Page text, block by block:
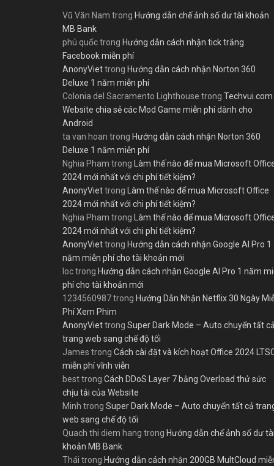
Vũ Văn Nam trong Hướng dẫn chế ảnh số dư tài khoản
MB Bank
phú quốctrong Hướng dẫn cách nhận tick trắng
Facebook miễn phí
AnonyViettrong Hướng dẫn cách nhận Norton 360
Deluxe 1 năm miễn phí
Colonia del Sacramento Lighthouse trong Techvui.com
Website chia sẻ các Mod Game miễn phí dành cho
Android
ta van hoan trong Hướng dẫn cách nhận Norton 360
Deluxe 1 năm miễn phí
Nghia Pham trong Làm thế nào để mua Microsoft
2024 mới nhất với chi phí tiết kiệm?
AnonyViettrong Làm thế nào để mua Microsoft Office
2024 mới nhất với chi phí tiết kiệm?
Nghia Pham trong Làm thế nào để mua Microsoft
2024 mới nhất với chi phí tiết kiệm?
AnonyViettrong Hướng dẫn cách nhận Google AI Pro 1
năm miễn phí cho tài khoản mới
loctrong Hướng dẫn cách nhận Google AI Pro 1 năm
phí cho tài khoản mới
1234560987trong Hướng Dẫn Nhận Netflix 30 Ngày
Phí Xem Phim
AnonyViettrong Super Dark Mode – Auto chuyển tất cả
trang web sang chế độ tối
James trong Cách cài đặt và kích hoạt Office 2024
miễn phí vĩnh viễn
besttrong Cách DDoS Layer 7 bằng Overload thử sức
chịu tải của Website
Minh trong Super Dark Mode – Auto chuyển tất cả
web sang chế độ tối
Quach thi diem hang trong Hướng dẫn chế ảnh số dư tài
khoản MB Bank
Thái trong Hướng dẫn cách nhận 200GB MultCloud